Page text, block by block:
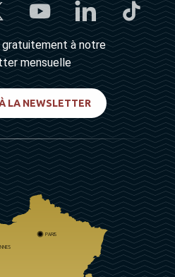
gratuitement à notre
mensuelle
LA NEWSLETTER
PARIS